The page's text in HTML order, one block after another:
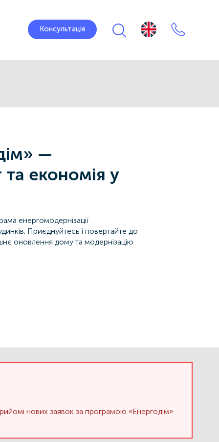
Консультація
—
економія у
енергомодернізації
Приєднуйтесь і повертайте до
оновлення дому та модернізацію
нових заявок за програмою «Енергодім»